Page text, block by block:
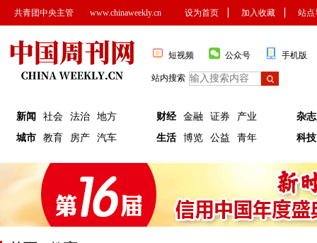
共青团中央主管 www.chinaweekly.cn 设为首页 加入收藏 站点
短视频 公众号 手机版
站内搜索
新闻 社会 法治
地方
城市
教育 房产 汽车
财经 金融 证券
产业
生活
博览 公益 青年
杂志
科技